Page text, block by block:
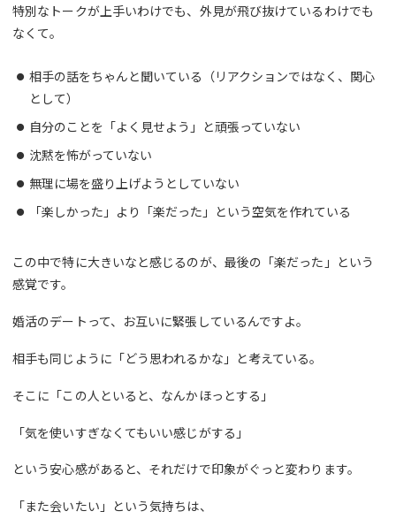
特別なトークが上手いわけでも、外見が飛び抜けているわけでも
なくて。
相手の話をちゃんと聞いている（リアクションではなく、関心
として）
自分のことを「よく見せよう」と頑張っていない
沈黙を怖がっていない
無理に場を盛り上げようとしていない
「楽しかった」より「楽だった」という空気を作れている
この中で特に大きいなと感じるのが、最後の「楽だった」という
感覚です。
婚活のデートって、お互いに緊張しているんですよ。
相手も同じように「どう思われるかな」と考えている。
そこに「この人といると、なんかほっとする」
「気を使いすぎなくてもいい感じがする」
という安心感があると、それだけで印象がぐっと変わります。
「また会いたい」という気持ちは、